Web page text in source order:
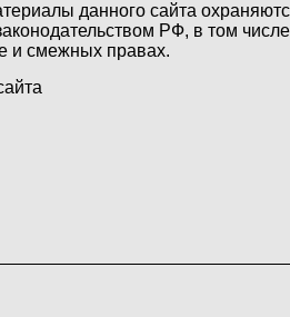
данного сайта
РФ, в том
и смежных правах.